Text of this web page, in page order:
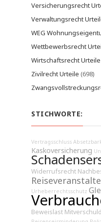
Versicherungsrecht
Verwaltungsrecht
WEG
Wettbewerbsrecht
Wirtschaftsrecht Urteile
Zivilrecht Urteile (698)
STICHWORTE:
Vertragsschluss
Kaskoversicherung
Widerrufsrecht
Urheberrechtsschutz
Beweislast